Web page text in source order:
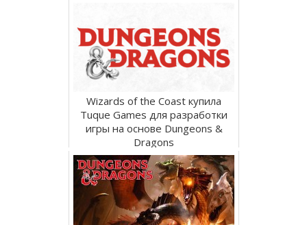
Wizards of the Coast купила
Tuque Games для разработки
игры на основе Dungeons &
Dragons